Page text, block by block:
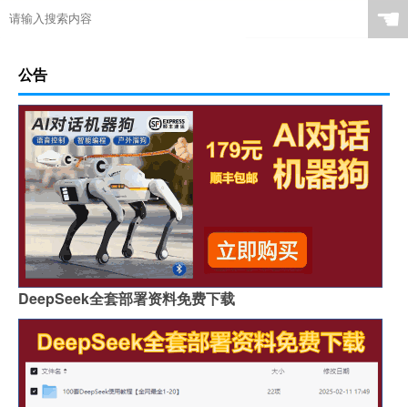
☚
公告
DeepSeek全套部署资料免费下载